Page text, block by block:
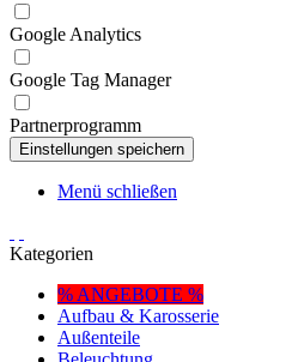
Google Analytics
Google Tag Manager
Partnerprogramm
Menü schließen
Kategorien
% ANGEBOTE %
Aufbau & Karosserie
Außenteile